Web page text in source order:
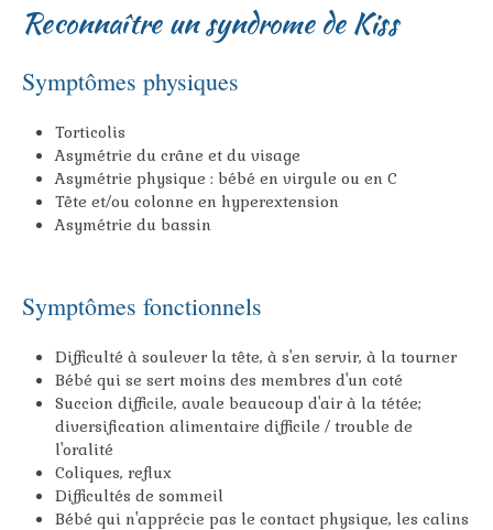
Reconnaître un syndrome de Kiss
Symptômes physiques
Torticolis
Asymétrie du crâne et du visage
Asymétrie physique : bébé en virgule ou en C
Tête et/ou colonne en hyperextension
Asymétrie du bassin
Symptômes fonctionnels
Difficulté à soulever la tête, à s'en servir, à la tourner
Bébé qui se sert moins des membres d'un coté
Succion difficile, avale beaucoup d'air à la tétée;
diversification alimentaire difficile / trouble de
l'oralité
Coliques, reflux
Difficultés de sommeil
Bébé qui n'apprécie pas le contact physique, les calins